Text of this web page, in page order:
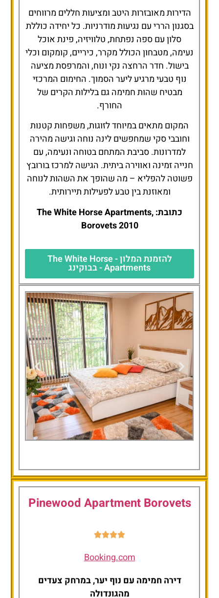
הדירות מאובזרות היטב ומציעות חללים מרווחים
בסגנון הררי עם נגיעות מודרניות. כל יחידה כוללת
סלון עם ספה נפתחת, טלוויזיה, פינת אוכל
נעימה, מטבחון הכולל מקרר, כיריים, קומקום וכלי
בישול. חדר הרחצה נקי ונוח, והמרפסת מציעה
נוף טבעי מרגיע ליער הסמוך. החימום המרכזי
מבטיח שהות חמימה גם בלילות הקרים של
החורף.
המקום מתאים במיוחד לזוגות, משפחות קטנות
וחובבי סקי שמחפשים לינה נוחה וגישה מהירה
למדרונות. סביבת המתחם בטוחה ונעימה, עם
חנייה זמינה ואווירה ביתית. הגישה למרכז בורובץ
פשוטה להפליא – מה שהופך את השהות לנוחה
ומאוזנת בין טבע לפעילות תיירותית.
כתובת: The White Horse Apartments,
Borovets 2010
להזמנת המלון - The White Horse
Apartments - בבוקינג
Apartments
Pinewood Apartment Borovets
Booking.com
דירה חמימה עם נוף יער, במרחק צעדים
מהגונדולה